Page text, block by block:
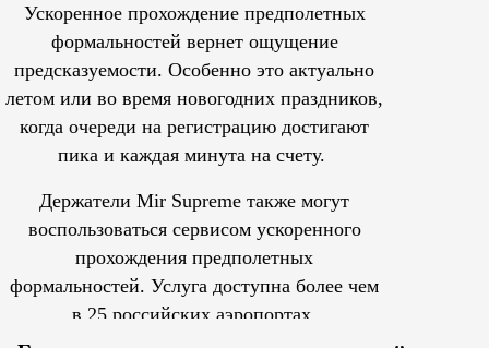
Ускоренное прохождение предполетных
формальностей вернет ощущение
предсказуемости. Особенно это актуально
летом или во время новогодних праздников,
когда очереди на регистрацию достигают
пика и каждая минута на счету.
Держатели Mir Supreme также могут
воспользоваться сервисом ускоренного
прохождения предполетных
формальностей. Услуга доступна более чем
в 25 российских аэропортах.